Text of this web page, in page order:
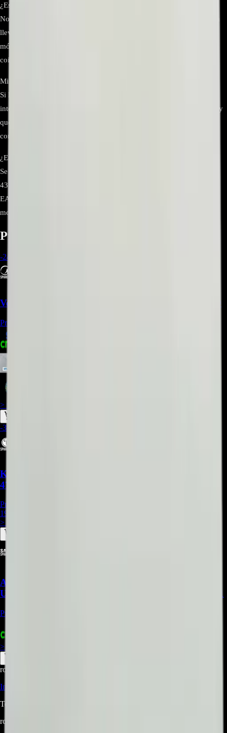
¿Es compatible con el LG 43LH573T sin verificar nada más?
No debe comprarse “a ciegas”. Abra el TV y confirme: 1) la botonera
lleva sticker EBR80772103, 2) el cable es EAD63787305, y 3) el
módulo Wi-Fi es TWFM-B006D (EAT63435703/EAT61813901). Si
coinciden, es la pareja correcta.
Mi TV no detecta redes Wi-Fi, ¿este repuesto lo soluciona?
Si la falla está en el módulo Wi-Fi o en el cable FFC/botonera que lo
interconecta, sí. Verifique primero que el módulo sea TWFM-B006D y
que el FFC no esté dañado o sulfatado; después de sustituir, vuelva a
configurar la red.
¿En qué otros modelos se ha documentado este conjunto?
Se reporta en series de 43″ como 43LH5700/570V/590V y
43UH603V/610V/620V; la botonera EBR80772103 y el FFC
EAD63787305 aparecen en múltiples listados de repuestos para esos
modelos.
Productos relacionados
-24
Ventilador Axial Midea 12100105000084 - REP-1449
Precio Regular:
> ver_
-33
Kit De Barras Led Compatible Con Televisor
47LA660T - BA036
Precio Regular:
198.000
> ver_
Acrilico LGP compatible con Samsung
UN43RU7100KXZL, UN43NU7100KXZL - REP-471
Precio Regular:
> ver_
root@ops:~#
Iniciá sesión
Todavía no hay preguntas respondidas. Hacé la primera.
root@ops:~#